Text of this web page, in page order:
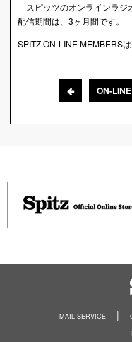
「スピッツのオンラインラジ
配信期間は、3ヶ月間です。
SPITZ ON-LINE MEMBERS
ON-
MAIL SERVICE